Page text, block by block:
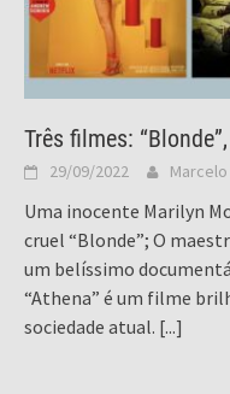
Três filmes:
29/09/2022
Uma inocente Marilyn
cruel “Blonde”; O
um belíssimo
“Athena” é um filme
sociedade atual. [...]